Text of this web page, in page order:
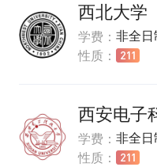
西北大学
学费： 非全日
性质：
西安电子
学费： 非全日
性质：